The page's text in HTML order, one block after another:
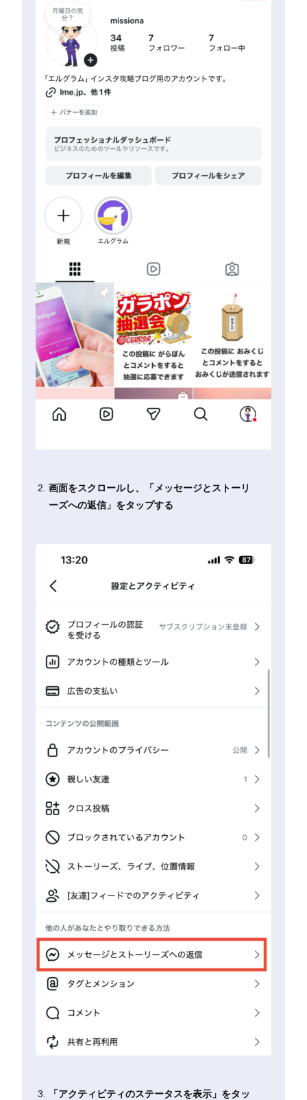
画面をスクロールし、「メッセージとストーリ
ーズへの返信」をタップする
「アクティビティのステータスを表示」をタッ